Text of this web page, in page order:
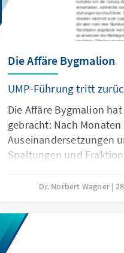
Die Affäre Bygmalion
UMP-Führung tritt
Die Affäre Bygmalion
gebracht: Nach
Auseinandersetzungen
Spaltungen und
einer gewonnenen
inklusive einer
und nach einem völligen
Opposition ist heute (27.
Dr. Norbert Wagner